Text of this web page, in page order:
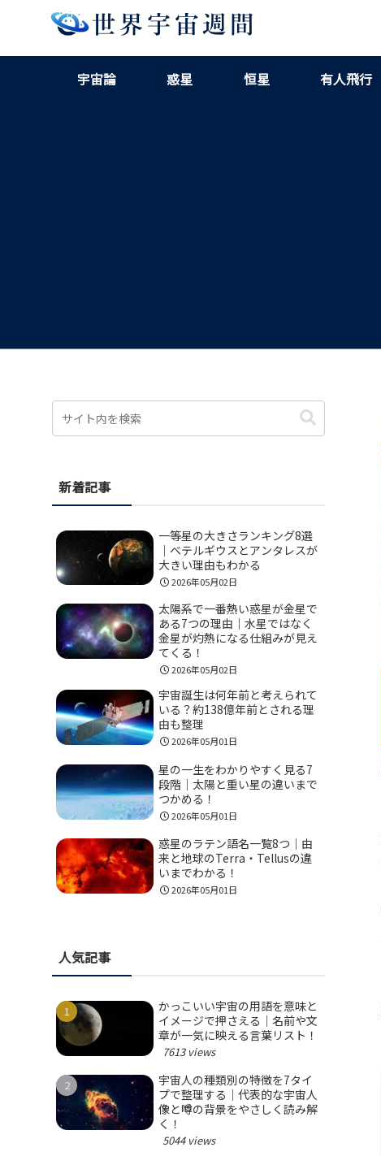
宇宙論 惑星 恒星 有人飛行
新着記事
一等星の大きさランキング8選
｜ベテルギウスとアンタレスが
大きい理由もわかる
2026年05月02日
太陽系で一番熱い惑星が金星で
ある7つの理由｜水星ではなく
金星が灼熱になる仕組みが見え
てくる！
2026年05月02日
宇宙誕生は何年前と考えられて
いる？約138億年前とされる理
由も整理
2026年05月01日
星の一生をわかりやすく見る7
段階｜太陽と重い星の違いまで
つかめる！
2026年05月01日
惑星のラテン語名一覧8つ｜由
来と地球のTerra・Tellusの違
いまでわかる！
2026年05月01日
人気記事
かっこいい宇宙の用語を意味と
イメージで押さえる｜名前や文
章が一気に映える言葉リスト！
7613 views
宇宙人の種類別の特徴を7タイ
プで整理する｜代表的な宇宙人
像と噂の背景をやさしく読み解
く！
5044 views